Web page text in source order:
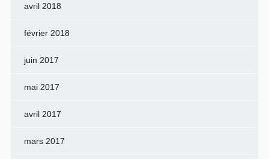
avril 2018
février 2018
juin 2017
mai 2017
avril 2017
mars 2017